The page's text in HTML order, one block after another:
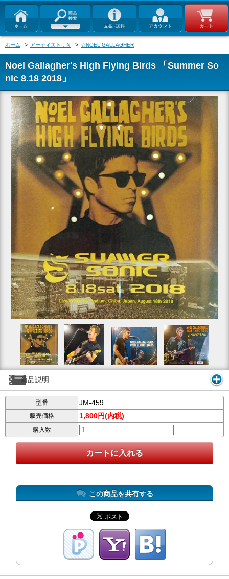
ホーム > アーティスト：Ｎ > ☆NOEL GALLAGHER
Noel Gallagher's High Flying Birds 「Summer So
nic 8.18 2018」
商品説明
型番 JM-459
販売価格 1,800円(内税)
購入数
この商品を共有する